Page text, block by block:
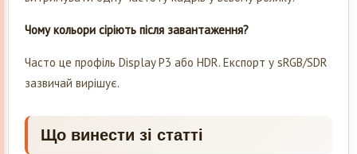
Чому кольори сіріють після завантаження?
Часто це профіль Display P3 або HDR. Експорт у sRGB/SDR
зазвичай вирішує.
Що винести зі статті